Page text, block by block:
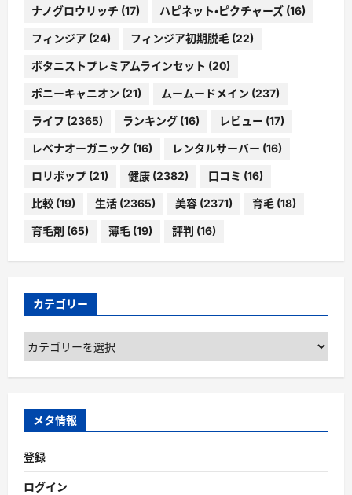
ナノグロウリッチ (17) ハピネット・ピクチャーズ (16)
フィンジア (24) フィンジア初期脱毛 (22)
ボタニストプレミアムラインセット (20)
ポニーキャニオン (21) ムームードメイン (237)
ライフ (2365) ランキング (16) レビュー (17)
レベナオーガニック (16) レンタルサーバー (16)
ロリポップ (21) 健康 (2382) 口コミ (16)
比較 (19) 生活 (2365) 美容 (2371) 育毛 (18)
育毛剤 (65) 薄毛 (19) 評判 (16)
カテゴリー
カ
テ
ゴ
ー
メタ情報
登録
ログイン